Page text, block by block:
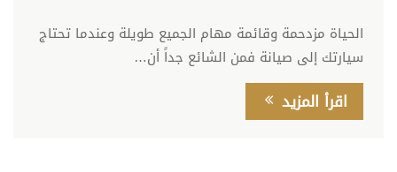
الحياة مزدحمة وقائمة مهام الجميع طويلة وعندما تحتاج
سيارتك إلى صيانة فمن الشائع جداً أن…
اقرأ المزيد